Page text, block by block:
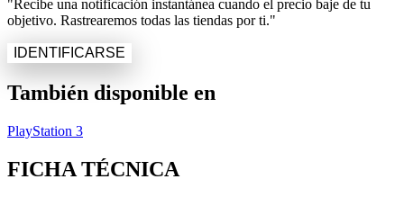
"Recibe una notificación instantánea cuando el precio baje de tu
objetivo. Rastrearemos todas las tiendas por ti."
IDENTIFICARSE
También disponible en
PlayStation 3
FICHA TÉCNICA